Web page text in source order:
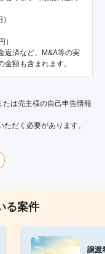
）
返済など、M&A等の実
額も含まれます。
は売主様の自己申告情報
だく必要があります。
る案件
譲渡